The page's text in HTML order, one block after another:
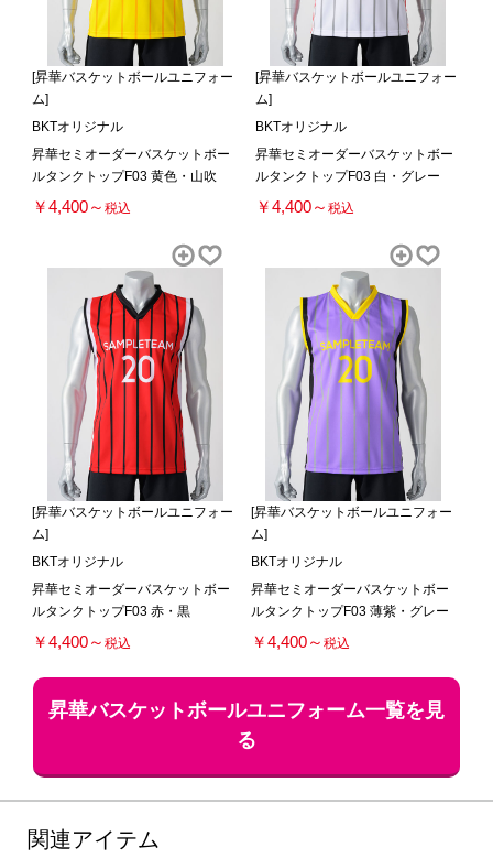
[昇華バスケットボールユニフォー
ム]
BKTオリジナル
昇華セミオーダーバスケットボー
ルタンクトップF03 黄色・山吹
￥4,400～ 税込
[昇華バスケットボールユニフォー
ム]
BKTオリジナル
昇華セミオーダーバスケットボー
ルタンクトップF03 白・グレー
￥4,400～ 税込
[昇華バスケットボールユニフォー
ム]
BKTオリジナル
昇華セミオーダーバスケットボー
ルタンクトップF03 赤・黒
￥4,400～ 税込
[昇華バスケットボールユニフォー
ム]
BKTオリジナル
昇華セミオーダーバスケットボー
ルタンクトップF03 薄紫・グレー
￥4,400～ 税込
昇華バスケットボールユニフォーム一覧を見
る
関連アイテム